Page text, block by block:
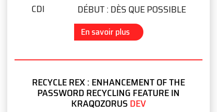
CDI
DÉBUT :DÈS QUE POSSIBLE
En savoir plus
RECYCLE REX : ENHANCEMENT OF THE
PASSWORD RECYCLING FEATURE IN
KRAQOZORUSDEV